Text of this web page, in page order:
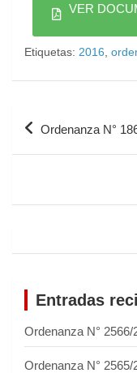
VER
Etiquetas: 2016
Ordenanza N°
Entradas
Ordenanza N° 2566/
Ordenanza N° 2565/